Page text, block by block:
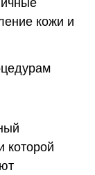
кожи и
которой